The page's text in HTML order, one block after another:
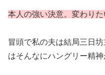
本人の強い決意。変わりた
冒頭で私の夫は結局三日
はそんなにハングリー精